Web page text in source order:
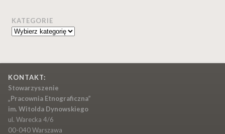
KATEGORIE
Kategorie
KONTAKT:
Stowarzyszenie
„Pracownia Etnograficzna”
im. Witolda Dynowskiego
ul. Warecka 4/6
00-040 Warszawa